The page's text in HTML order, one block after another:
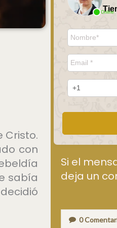
Cristo.
con
sabía
Online
Si el
deja un
0